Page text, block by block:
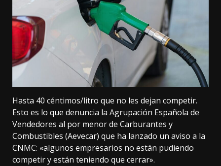
Hasta 40 céntimos/litro que no les dejan competir.
Esto es lo que denuncia la Agrupación Española de
Vendedores al por menor de Carburantes y
Combustibles (Aevecar) que ha lanzado un aviso a la
CNMC: «algunos empresarios no están pudiendo
competir y están teniendo que cerrar».